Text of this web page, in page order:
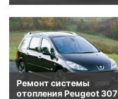
Ремонт системы
отопления Peugeot 307